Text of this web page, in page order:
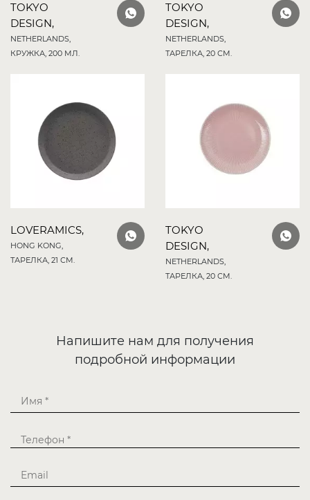
TOKYO
DESIGN,
NETHERLANDS,
КРУЖКА, 200 МЛ.
TOKYO
DESIGN,
NETHERLANDS,
ТАРЕЛКА, 20 СМ.
LOVERAMICS,
HONG KONG,
ТАРЕЛКА, 21 СМ.
TOKYO
DESIGN,
NETHERLANDS,
ТАРЕЛКА, 20 СМ.
Напишите нам для получения
подробной информации